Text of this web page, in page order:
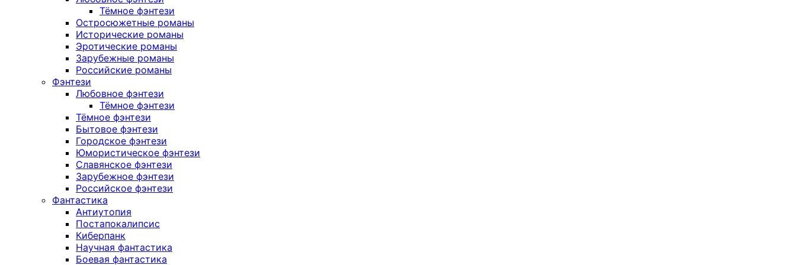
Тёмное фэнтези
Остросюжетные романы
Исторические романы
Эротические романы
Зарубежные романы
Российские романы
Фэнтези
Любовное фэнтези
Тёмное фэнтези
Тёмное фэнтези
Бытовое фэнтези
Городское фэнтези
Юмористическое фэнтези
Славянское фэнтези
Зарубежное фэнтези
Российское фэнтези
Фантастика
Антиутопия
Постапокалипсис
Киберпанк
Научная фантастика
Боевая фантастика